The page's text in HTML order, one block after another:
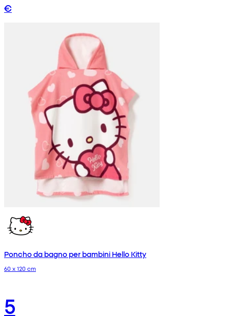
€
Poncho da bagno per bambini Hello Kitty
60 x 120 cm
5